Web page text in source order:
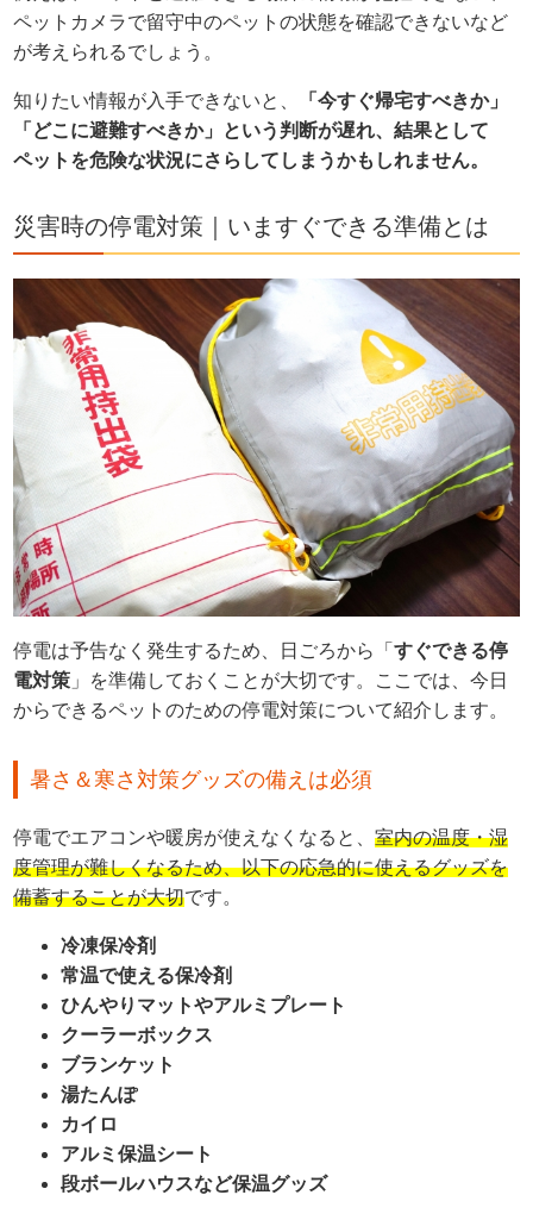
ペットカメラで留守中のペットの状態を確認できないなど
が考えられるでしょう。
知りたい情報が入手できないと、
「今すぐ帰宅すべきか」
「どこに避難すべきか」という判断が遅れ、結果として
ペットを危険な状況にさらしてしまうかもしれません。
災害時の停電対策｜いますぐできる準備とは
停電は予告なく発生するため、日ごろから「すぐできる停
電対策 」を準備しておくことが大切です。ここでは、今日
からできるペットのための停電対策について紹介します。
暑さ＆寒さ対策グッズの備えは必須
停電でエアコンや暖房が使えなくなると、室内の温度・湿
度管理が難しくなるため、以下の応急的に使えるグッズを
備蓄することが大切です。
冷凍保冷剤
常温で使える保冷剤
ひんやりマットやアルミプレート
クーラーボックス
ブランケット
湯たんぽ
カイロ
アルミ保温シート
段ボールハウスなど保温グッズ